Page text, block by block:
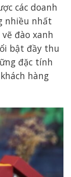
các doanh
nhiều nhất
đào xanh
bật đầy thu
đặc tính
hàng